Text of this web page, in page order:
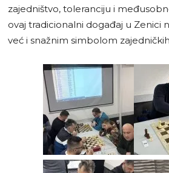
zajedništvo, toleranciju i
ovaj tradicionalni događaj u Zenici
već i snažnim simbolom